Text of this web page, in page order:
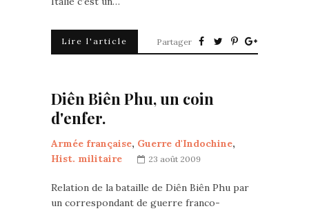
Lire l'article Partager
Diên Biên Phu, un coin
d'enfer.
Armée française, Guerre d'Indochine,
Hist. militaire
23 août 2009
Relation de la bataille de Diên Biên Phu par
un correspondant de guerre franco-